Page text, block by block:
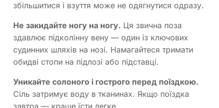
збільшитися і взуття може не одягнутися одразу.
Не закидайте ногу на ногу. Ця звична поза
здавлює підколінну вену — один із ключових
судинних шляхів на нозі. Намагайтеся тримати
обидві стопи на підлозі або підставці.
Уникайте солоного і гострого перед поїздкою.
Сіль затримує воду в тканинах. Якщо поїздка